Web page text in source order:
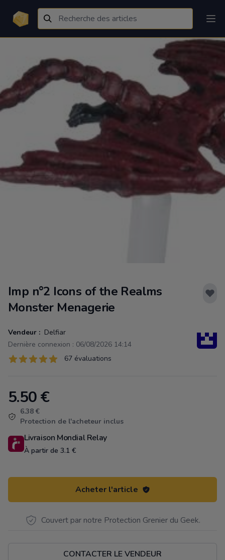
Imp n°2 Icons of the Realms
Monster Menagerie
Vendeur : Delfiar
Dernière connexion : 06/08/2026 14:14
Évaluations
67 sur 5 étoiles 67 évaluations
Product information
5.50€
6.38 €
Protection de l'acheteur inclus
Livraison Mondial Relay
À partir de 3.1 €
Acheter l'article
Couvert par notre Protection Grenier du Geek.
CONTACTER LE VENDEUR